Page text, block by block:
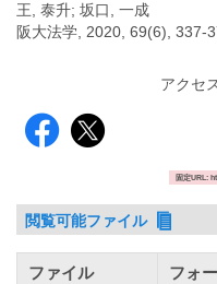
王, 泰升; 坂口, 一成
阪大法学, 2020, 69(6), 337-
アクセ
固定URL:
閲覧可能ファイル
ファイル フォ